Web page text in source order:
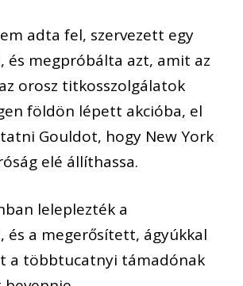
adta fel, szervezett egy
és megpróbálta azt, amit az
orosz titkosszolgálatok
földön lépett akcióba, el
Gouldot, hogy New York
elé állíthassa.
leleplezték a
és a megerősített, ágyúkkal
a többtucatnyi támadónak